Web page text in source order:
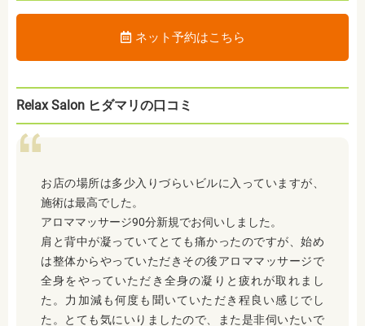
ネット予約はこちら
Relax Salon ヒダマリの口コミ
お店の場所は多少入りづらいビルに入っていますが、
施術は最高でした。
アロママッサージ90分新規でお伺いしました。
肩と背中が凝っていてとても痛かったのですが、始め
は整体からやっていただきその後アロママッサージで
全身をやっていただき全身の凝りと疲れが取れまし
た。力加減も何度も聞いていただき程良い感じでし
た。とても気にいりましたので、また是非伺いたいで